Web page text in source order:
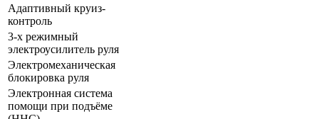
Адаптивный круиз-
контроль
3-х режимный
электроусилитель руля
Электромеханическая
блокировка руля
Электронная система
помощи при подъёме